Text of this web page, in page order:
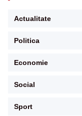
Actualitate
Politica
Economie
Social
Sport